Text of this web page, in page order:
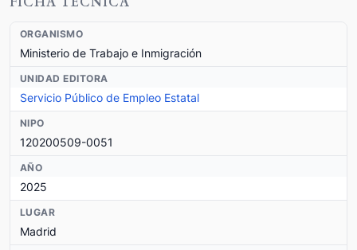
ORGANISMO
Ministerio de Trabajo e Inmigración
UNIDAD EDITORA
Servicio Público de Empleo Estatal
NIPO
120200509-0051
AÑO
2025
LUGAR
Madrid